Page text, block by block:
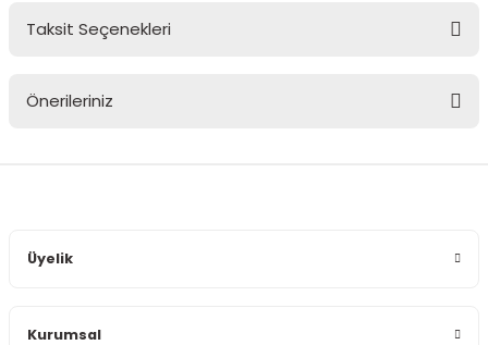
Taksit Seçenekleri
Önerileriniz
Ürün bilgilerinde hatalar bulunuyor.
Üyelik
Kurumsal